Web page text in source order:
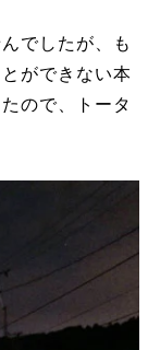
でしたが、も
ができない本
ので、トータ